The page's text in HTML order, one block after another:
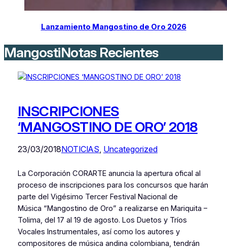
Lanzamiento Mangostino de Oro 2026
MangostiNotas Recientes
INSCRIPCIONES
‘MANGOSTINO DE ORO’ 2018
23/03/2018NOTICIAS, Uncategorized
La Corporación CORARTE anuncia la apertura ofical al
proceso de inscripciones para los concursos que harán
parte del Vigésimo Tercer Festival Nacional de
Música “Mangostino de Oro” a realizarse en Mariquita –
Tolima, del 17 al 19 de agosto. Los Duetos y Tríos
Vocales Instrumentales, así como los autores y
compositores de música andina colombiana, tendrán